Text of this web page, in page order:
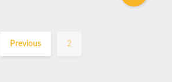
Previous 2